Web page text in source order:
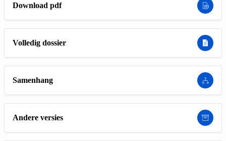
Download pdf
Volledig dossier
Samenhang
Andere versies